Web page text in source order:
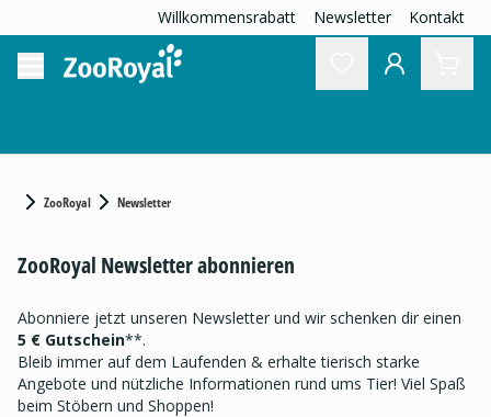
Willkommensrabatt Newsletter Kontakt
ZooRoyal Newsletter
ZooRoyal Newsletter abonnieren
Abonniere jetzt unseren Newsletter und wir schenken dir einen
5 € Gutschein**.
Bleib immer auf dem Laufenden & erhalte tierisch starke
Angebote und nützliche Informationen rund ums Tier! Viel Spaß
beim Stöbern und Shoppen!